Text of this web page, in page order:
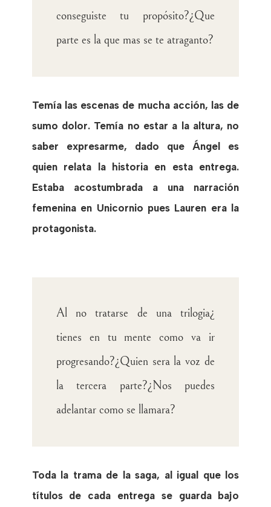
conseguiste tu propósito?¿Que
parte es la que mas se te atraganto?
Temía las escenas de mucha acción, las de
sumo dolor. Temía no estar a la altura, no
saber expresarme, dado que Ángel es
quien relata la historia en esta entrega.
Estaba acostumbrada a una narración
femenina en Unicornio pues Lauren era la
protagonista.
Al no tratarse de una trilogia¿
tienes en tu mente como va ir
progresando?¿Quien sera la voz de
la tercera parte?¿Nos puedes
adelantar como se llamara?
Toda la trama de la saga, al igual que los
títulos de cada entrega se guarda bajo